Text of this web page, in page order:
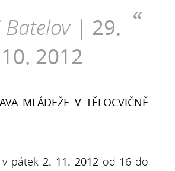
Batelov | 29.
10. 2012
MLÁDEŽE V TĚLOCVIČNĚ
v pátek2. 11. 2012od 16 do